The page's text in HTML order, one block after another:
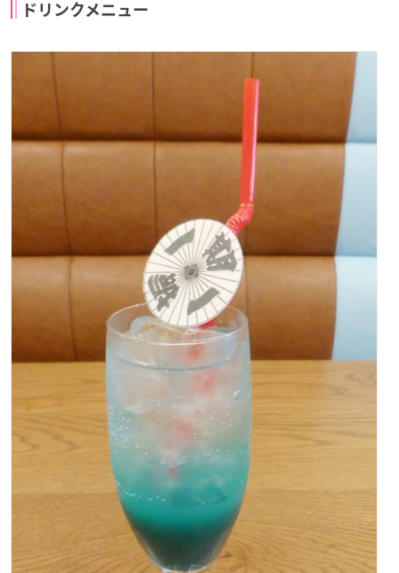
ドリンクメニュー